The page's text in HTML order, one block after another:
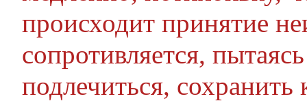
происходит принятие
сопротивляется,
подлечиться,